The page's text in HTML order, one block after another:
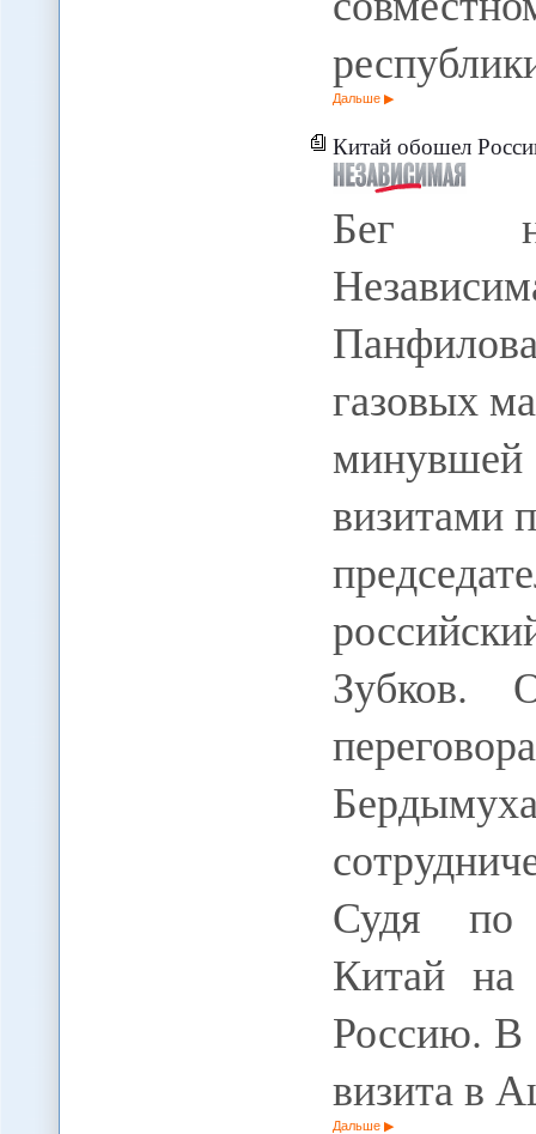
Дальше
Китай обошел
Бег
газовых
визитами
Зубков.
Судя по
Китай на
Россию. В
визита в
Дальше